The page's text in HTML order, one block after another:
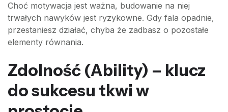
Choć motywacja jest ważna, budowanie na niej
trwałych nawyków jest ryzykowne. Gdy fala opadnie,
przestaniesz działać, chyba że zadbasz o pozostałe
elementy równania.
Zdolność (Ability) – klucz
do sukcesu tkwi w